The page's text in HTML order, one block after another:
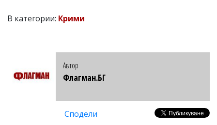
В категории: Крими
Автор
Флагман.БГ
Сподели